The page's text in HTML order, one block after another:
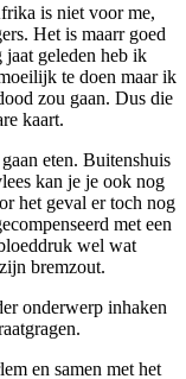
is niet voor me,
Het is maarr goed
geleden heb ik
te doen maar ik
zou gaan. Dus die
kaart.
eten. Buitenshuis
kan je je ook nog
het geval er toch nog
met een
wel wat
bremzout.
onderwerp inhaken
en samen met het